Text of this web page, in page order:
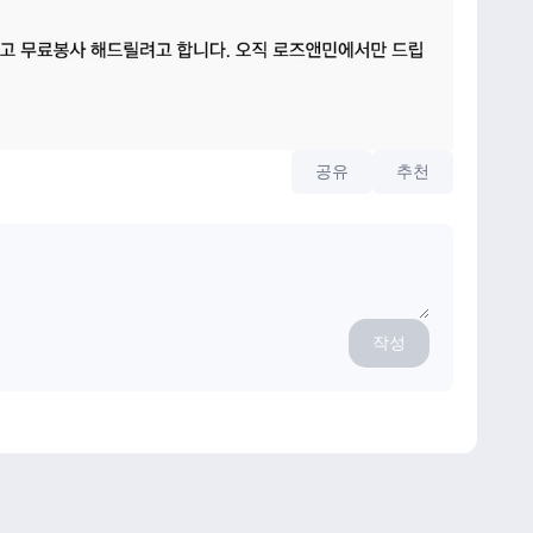
공유 추천
작성